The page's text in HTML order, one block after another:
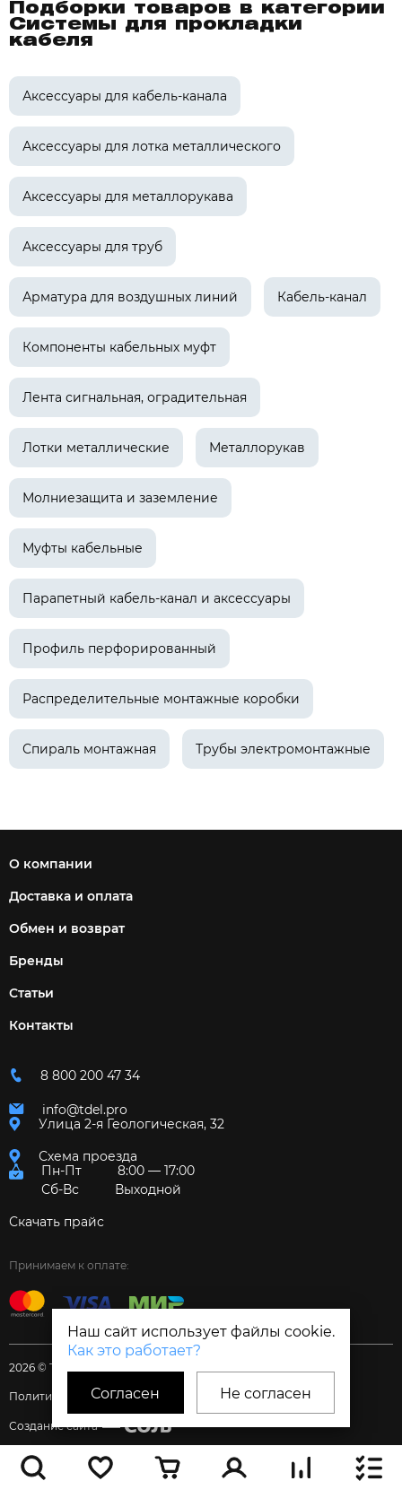
Наш сайт использует файлы cookie.
Как это работает?
Согласен Не согласен
Подборки товаров в категории
Системы для прокладки
кабеля
Аксессуары для кабель-канала
Аксессуары для лотка металлического
Аксессуары для металлорукава
Аксессуары для труб
Арматура для воздушных линий Кабель-канал
Компоненты кабельных муфт
Лента сигнальная, оградительная
Лотки металлические Металлорукав
Молниезащита и заземление
Муфты кабельные
Парапетный кабель-канал и аксессуары
Профиль перфорированный
Распределительные монтажные коробки
Спираль монтажная Трубы электромонтажные
О компании
Доставка и оплата
Обмен и возврат
Бренды
Статьи
Контакты
8 800 200 47 34
info@tdel.pro
Улица 2-я Геологическая, 32
Схема проезда
Пн-Пт
8:00 — 17:00
Сб-Вс
Выходной
Скачать прайс
Принимаем к оплате:
2026 © Торговый дом «Электрум»
Политика и Согласия
Создание сайта